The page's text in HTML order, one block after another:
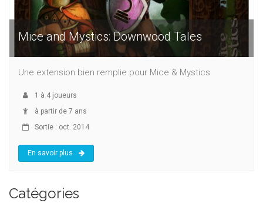
Mice and Mystics: Downwood Tales
Une extension bien remplie pour Mice & Mystics
1 à 4 joueurs
à partir de 7 ans
Sortie : oct. 2014
En savoir plus
Catégories